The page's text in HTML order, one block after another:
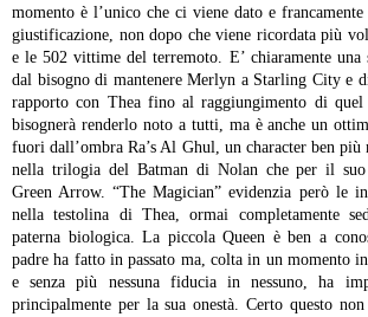
momento è l’unico che ci viene dato e
giustificazione, non dopo che viene ricordata più
e le 502 vittime del terremoto. E’ chiaramente una
dal bisogno di mantenere Merlyn a Starling City e
rapporto con Thea fino al raggiungimento di
bisognerà renderlo noto a tutti, ma è anche un
fuori dall’ombra Ra’s Al Ghul, un character ben
nella trilogia del Batman di Nolan che per il suo
Green Arrow. “The Magician” evidenzia però le
nella testolina di Thea, ormai completamente
paterna biologica. La piccola Queen è ben a
padre ha fatto in passato ma, colta in un momento
e senza più nessuna fiducia in nessuno, ha
principalmente per la sua onestà. Certo questo